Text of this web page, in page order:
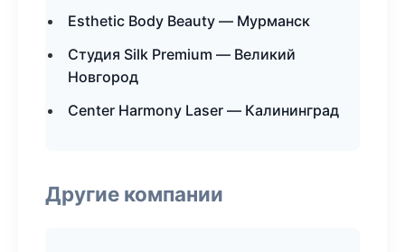
Esthetic Body Beauty — Мурманск
Студия Silk Premium — Великий
Новгород
Center Harmony Laser — Калининград
Другие компании